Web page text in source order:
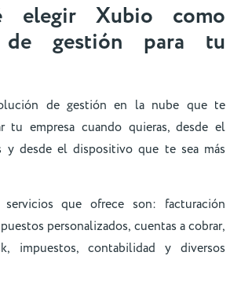
elegir Xubio como
de gestión para tu
de gestión en la nube que te
tu empresa cuando quieras, desde el
y desde el dispositivo que te sea más
que ofrece son: facturación
personalizados, cuentas a cobrar,
impuestos, contabilidad y diversos